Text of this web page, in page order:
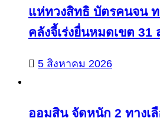
แห่ทวงสิทธิ บัตรคนจน
คลังจี้เร่งยื่นหมดเขต 31
5 สิงหาคม 2026
ออมสิน จัดหนัก 2 ทางเ